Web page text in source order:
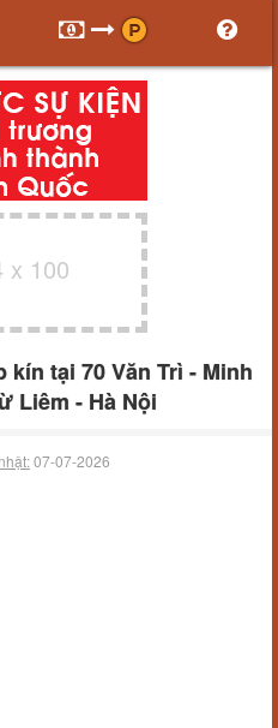
x 100
tại 70 Văn Trì - Minh
Liêm - Hà Nội
07-07-2026